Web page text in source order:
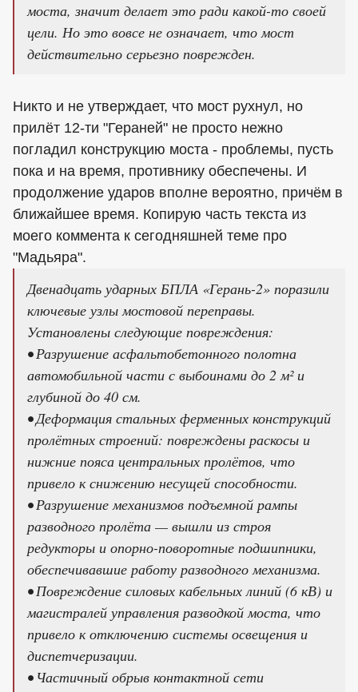
моста, значит делает это ради какой-то своей
цели. Но это вовсе не означает, что мост
действительно серьезно поврежден.
Никто и не утверждает, что мост рухнул, но
прилёт 12-ти "Гераней" не просто нежно
погладил конструкцию моста - проблемы, пусть
пока и на время, противнику обеспечены. И
продолжение ударов вполне вероятно, причём в
ближайшее время. Копирую часть текста из
моего коммента к сегодняшней теме про
"Мадьяра".
Двенадцать ударных БПЛА «Герань-2» поразили
ключевые узлы мостовой переправы.
Установлены следующие повреждения:
• Разрушение асфальтобетонного полотна
автомобильной части с выбоинами до 2 м² и
глубиной до 40 см.
• Деформация стальных ферменных конструкций
пролётных строений: повреждены раскосы и
нижние пояса центральных пролётов, что
привело к снижению несущей способности.
• Разрушение механизмов подъемной рампы
разводного пролёта — вышли из строя
редукторы и опорно-поворотные подшипники,
обеспечивавшие работу разводного механизма.
• Повреждение силовых кабельных линий (6 кВ) и
магистралей управления разводкой моста, что
привело к отключению системы освещения и
диспетчеризации.
• Частичный обрыв контактной сети